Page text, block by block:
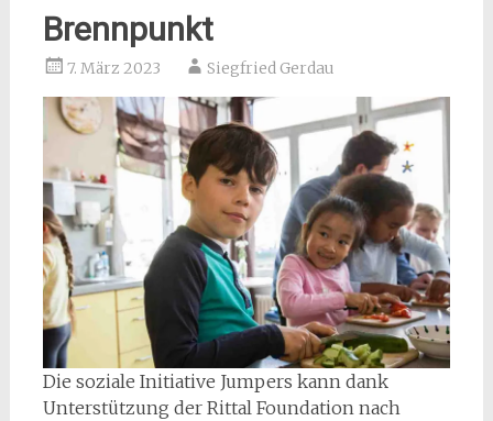
Brennpunkt
7. März 2023 Siegfried Gerdau
Die soziale Initiative Jumpers kann dank
Unterstützung der Rittal Foundation nach